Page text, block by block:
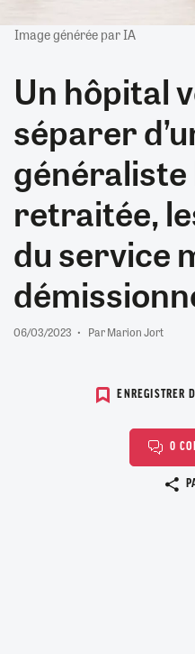
Image générée par IA
Un hôpital
séparer
retraitée,
du service
06/03/2023 Par Marion Jort
ENREGISTRER
0